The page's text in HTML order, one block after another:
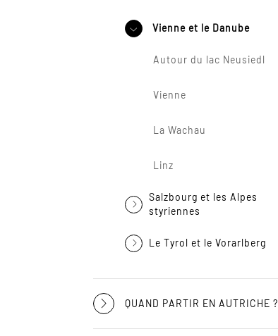
Vienne et le Danube
Autour du lac Neusiedl
Vienne
La Wachau
Linz
Salzbourg et les Alpes
styriennes
Le Tyrol et le Vorarlberg
QUAND PARTIR EN AUTRICHE ?